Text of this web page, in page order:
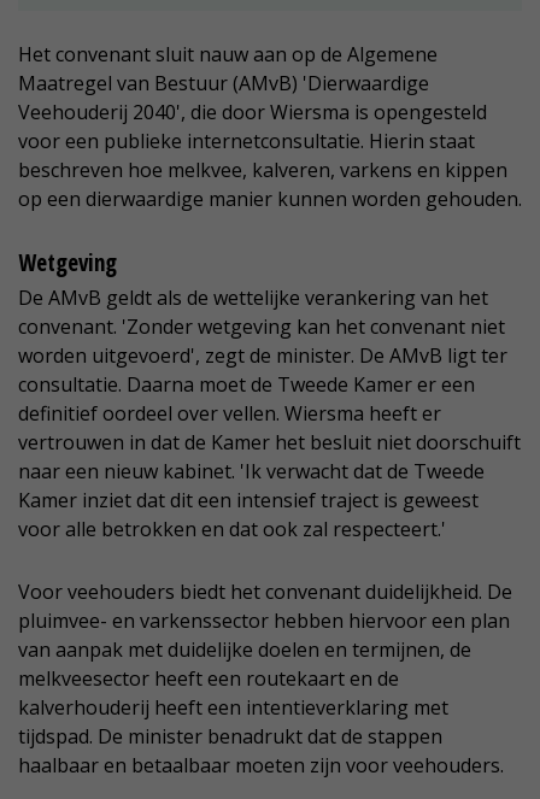
Het convenant sluit nauw aan op de Algemene
Maatregel van Bestuur (AMvB) 'Dierwaardige
Veehouderij 2040', die door Wiersma is opengesteld
voor een publieke internetconsultatie. Hierin staat
beschreven hoe melkvee, kalveren, varkens en kippen
op een dierwaardige manier kunnen worden gehouden.
Wetgeving
De AMvB geldt als de wettelijke verankering van het
convenant. 'Zonder wetgeving kan het convenant niet
worden uitgevoerd', zegt de minister. De AMvB ligt ter
consultatie. Daarna moet de Tweede Kamer er een
definitief oordeel over vellen. Wiersma heeft er
vertrouwen in dat de Kamer het besluit niet doorschuift
naar een nieuw kabinet. 'Ik verwacht dat de Tweede
Kamer inziet dat dit een intensief traject is geweest
voor alle betrokken en dat ook zal respecteert.'
Voor veehouders biedt het convenant duidelijkheid. De
pluimvee- en varkenssector hebben hiervoor een plan
van aanpak met duidelijke doelen en termijnen, de
melkveesector heeft een routekaart en de
kalverhouderij heeft een intentieverklaring met
tijdspad. De minister benadrukt dat de stappen
haalbaar en betaalbaar moeten zijn voor veehouders.